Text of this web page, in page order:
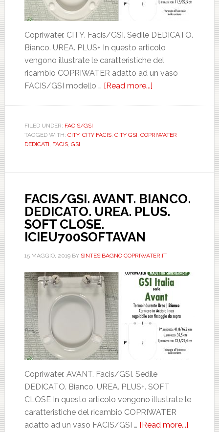
Copriwater. CITY. Facis/GSI. Sedile DEDICATO.
Bianco. UREA. PLUS+ In questo articolo
vengono illustrate le caratteristiche del
ricambio COPRIWATER adatto ad un vaso
FACIS/GSI modello … [Read more...]
DEDICATO.
FILED UNDER: FACIS/GSI
TAGGED WITH: CITY, CITY FACIS, CITY GSI, COPRIWATER
DEDICATI, FACIS, GSI
FACIS/GSI. AVANT. BIANCO.
DEDICATO. UREA. PLUS.
SOFT CLOSE.
ICIEU700SOFTAVAN
15 MAGGIO, 2019BY SINTESIBAGNO COPRIWATER.IT
Copriwater. AVANT. Facis/GSI. Sedile
DEDICATO. Bianco. UREA. PLUS+. SOFT
CLOSE In questo articolo vengono illustrate le
caratteristiche del ricambio COPRIWATER
adatto ad un vaso FACIS/GSI … [Read more...]